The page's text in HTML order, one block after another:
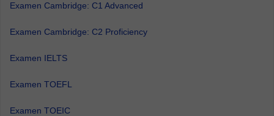
Examen Cambridge: C1 Advanced
Examen Cambridge: C2 Proficiency
Examen IELTS
Examen TOEFL
Examen TOEIC